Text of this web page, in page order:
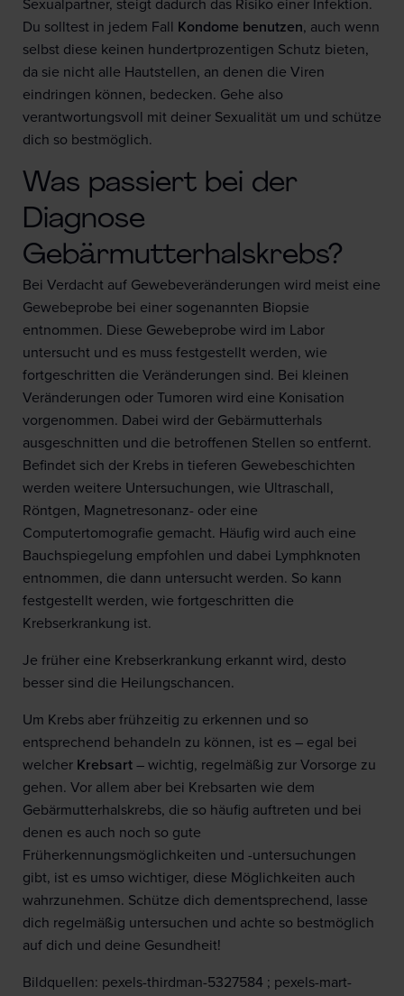
Sexualpartner, steigt dadurch das Risiko einer Infektion.
Du solltest in jedem Fall
Kondome benutzen, auch wenn
selbst diese keinen hundertprozentigen Schutz bieten,
da sie nicht alle Hautstellen, an denen die Viren
eindringen können, bedecken. Gehe also
verantwortungsvoll mit deiner Sexualität um und schütze
dich so bestmöglich.
Was passiert bei der
Diagnose
Gebärmutterhalskrebs?
Bei Verdacht auf Gewebeveränderungen wird meist eine
Gewebeprobe bei einer sogenannten Biopsie
entnommen. Diese Gewebeprobe wird im Labor
untersucht und es muss festgestellt werden, wie
fortgeschritten die Veränderungen sind. Bei kleinen
Veränderungen oder Tumoren wird eine Konisation
vorgenommen. Dabei wird der Gebärmutterhals
ausgeschnitten und die betroffenen Stellen so entfernt.
Befindet sich der Krebs in tieferen Gewebeschichten
werden weitere Untersuchungen, wie Ultraschall,
Röntgen, Magnetresonanz- oder eine
Computertomografie gemacht. Häufig wird auch eine
Bauchspiegelung empfohlen und dabei Lymphknoten
entnommen, die dann untersucht werden. So kann
festgestellt werden, wie fortgeschritten die
Krebserkrankung ist.
Je früher eine Krebserkrankung erkannt wird, desto
besser sind die Heilungschancen.
Um Krebs aber frühzeitig zu erkennen und so
entsprechend behandeln zu können, ist es – egal bei
welcher Krebsart – wichtig, regelmäßig zur Vorsorge zu
gehen. Vor allem aber bei Krebsarten wie dem
Gebärmutterhalskrebs, die so häufig auftreten und bei
denen es auch noch so gute
Früherkennungsmöglichkeiten und -untersuchungen
gibt, ist es umso wichtiger, diese Möglichkeiten auch
wahrzunehmen. Schütze dich dementsprechend, lasse
dich regelmäßig untersuchen und achte so bestmöglich
auf dich und deine Gesundheit!
Bildquellen: pexels-thirdman-5327584 ; pexels-mart-